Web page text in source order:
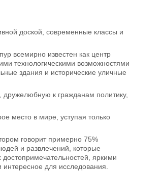
доской, современные классы и
всемирно известен как центр
технологическими возможностями
здания и исторические уличные
дружелюбную к гражданам политику,
место в мире, уступая только
говорит примерно 75%
и развлечений, которые
яркими
для исследования.